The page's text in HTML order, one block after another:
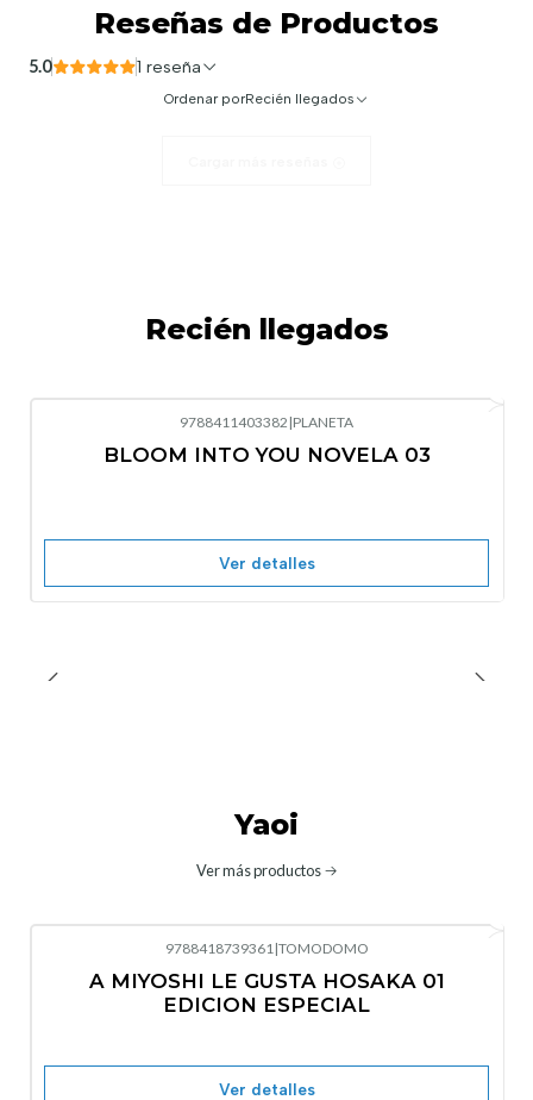
Reseñas de Productos
5.0 1 reseña
Ordenar porRecién llegados
Recién llegados
Nuevo
9788411403382 |PLANETA
BLOOM INTO YOU NOVELA 03
Ver detalles
Yaoi
Ver más productos
9788418739361|TOMODOMO
A MIYOSHI LE GUSTA HOSAKA 01
EDICION ESPECIAL
Ver detalles